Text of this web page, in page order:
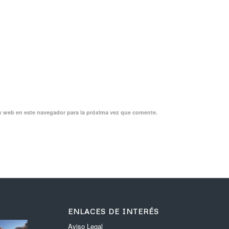
en este navegador para la próxima vez que comente.
ENLACES DE INTERÉS
Aviso Legal